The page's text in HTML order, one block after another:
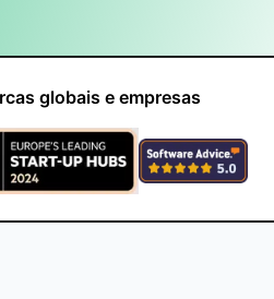
globais e empresas